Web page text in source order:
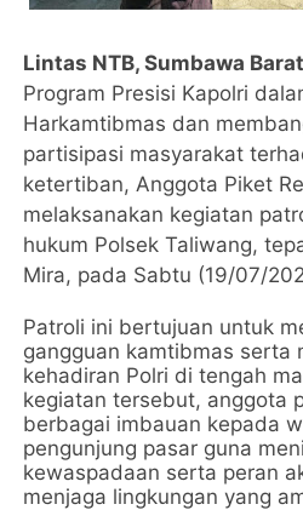
Lintas NTB, Sumbawa
Program Presisi Kapolri
Harkamtibmas dan
partisipasi masyarakat
ketertiban, Anggota Piket
melaksanakan kegiatan
hukum Polsek Taliwang,
Mira, pada Sabtu (19/07/
Patroli ini bertujuan untuk
gangguan kamtibmas serta
kehadiran Polri di tengah
kegiatan tersebut, anggota
berbagai imbauan kepada
pengunjung pasar guna
kewaspadaan serta peran
menjaga lingkungan yang